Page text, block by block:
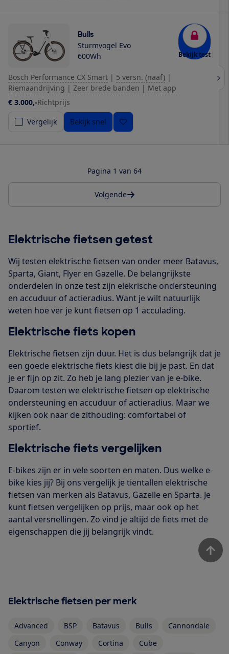
Bulls
Sturmvogel Evo
600Wh
Bekijk test
Bosch Performance CX Smart | 5 versn. (naaf) |
Riemaandrijving | Zeer brede banden | Met app
€ 3.000,-Richtprijs
Vergelijk
Bekijk snel
Pagina 1 van 64
Volgende
Elektrische fietsen getest
Wij testen elektrische fietsen van onder meer Batavus,
Sparta, Giant, Flyer en Gazelle. De belangrijkste
onderdelen in onze test zijn elekrische ondersteuning
en accuduur of actieradius. Want je wilt natuurlijk
weten hoe ver je kunt fietsen op 1 acculading.
Elektrische fiets kopen
Elektrische fietsen zijn duur. Het is dus belangrijk dat je
een goede elektrische fiets kiest die bij je past. En dat
je er fijn op zit. Zo heb je lang plezier van je e-bike.
Daarom testen we elektrische fietsen op elektrische
ondersteuning en accuduur of actieradius. Maar we
kijken ook naar de zithouding: comfortabel of
sportief.
Elektrische fiets vergelijken
E-bikes zijn er in vele soorten en maten. Dus welke e-
bike kies jij? Bij ons vergelijk je tientallen elektrische
fietsen van merken als Batavus, Gazelle en Sparta. Je
kunt fietsen vergelijken op prijs, maar ook op het
aantal versnellingen. Zo vind je altijd de fiets met de
eigenschappen die jij belangrijk vindt.
Elektrische fietsen per merk
Advanced BSP Batavus Bulls
Cannondale
Canyon
Conway Cortina
Cube